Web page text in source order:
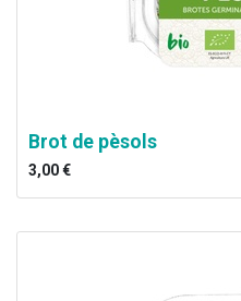
Brot de pèsols
3,00€